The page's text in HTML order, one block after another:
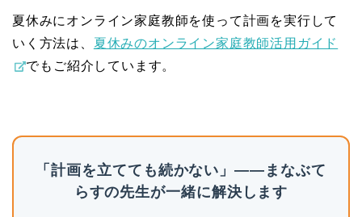
夏休みにオンライン家庭教師を使って計画を実行して
いく方法は、 夏休みのオンライン家庭教師活用ガイド
でもご紹介しています。
「計画を立てても続かない」——まなぶて
らすの先生が一緒に解決します